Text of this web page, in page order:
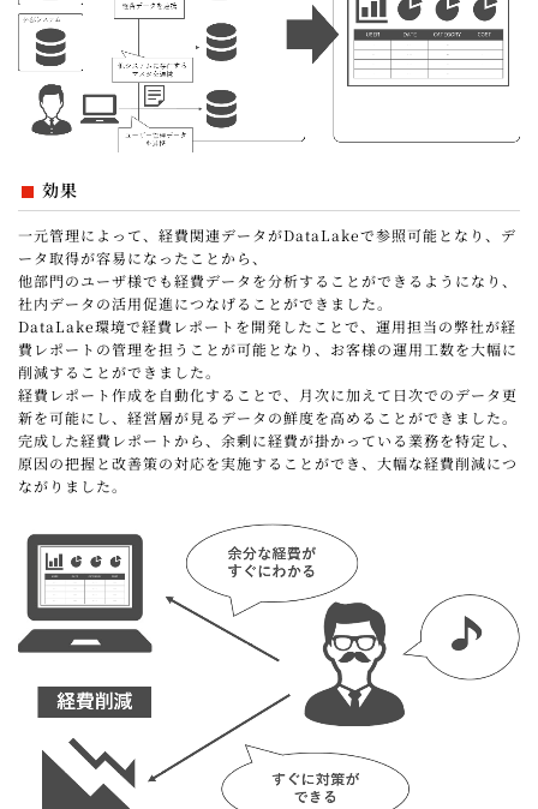
効果
一元管理によって、経費関連データがDataLakeで参照可能となり、デ
ータ取得が容易になったことから、
他部門のユーザ様でも経費データを分析することができるようになり、
社内データの活用促進につなげることができました。
DataLake環境で経費レポートを開発したことで、運用担当の弊社が経
費レポートの管理を担うことが可能となり、お客様の運用工数を大幅に
削減することができました。
経費レポート作成を自動化することで、月次に加えて日次でのデータ更
新を可能にし、経営層が見るデータの鮮度を高めることができました。
完成した経費レポートから、余剰に経費が掛かっている業務を特定し、
原因の把握と改善策の対応を実施することができ、大幅な経費削減につ
ながりました。